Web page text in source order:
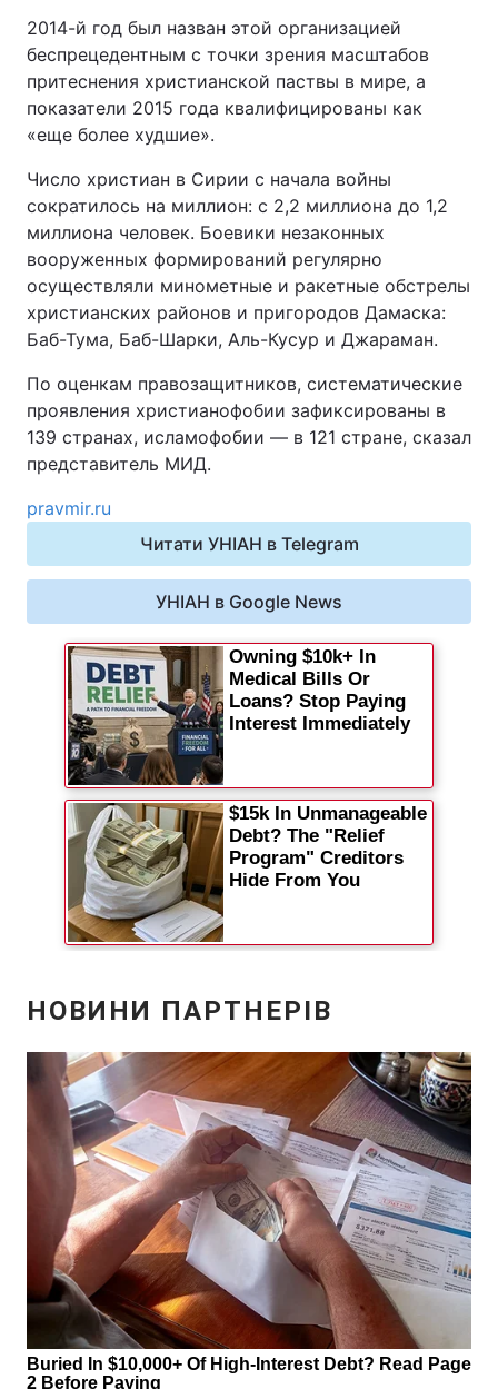
Київ Львів
Дніпро Харків
Одеса
Спорт Наука
Техно і зв'язок Лайт
Зброя Інциденти
Здоров'я Туризм
Цікавинки Погода
Відео з Youtube
Думки
Вакансії
Контакти
ПОСЛУГИ
Реклама на сайті Фотобанк
Моніторинг Пресцентр
2014-й год был назван этой организацией
беспрецедентным с точки зрения масштабов
притеснения христианской паствы в мире, а
показатели 2015 года квалифицированы как
«еще более худшие».
Число христиан в Сирии с начала войны
сократилось на миллион: с 2,2 миллиона до 1,2
миллиона человек. Боевики незаконных
вооруженных формирований регулярно
осуществляли минометные и ракетные обстрелы
христианских районов и пригородов Дамаска:
Баб-Тума, Баб-Шарки, Аль-Кусур и Джараман.
По оценкам правозащитников, систематические
проявления христианофобии зафиксированы в
139 странах, исламофобии — в 121 стране, сказал
представитель МИД.
pravmir.ru
Читати УНІАН в Telegram
УНІАН в Google News